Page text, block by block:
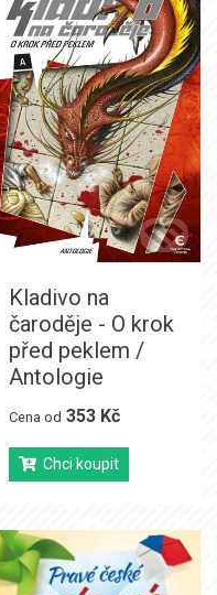
Kladivo na
čaroděje - O krok
před peklem /
Antologie
Cena od 353 Kč
Chci koupit